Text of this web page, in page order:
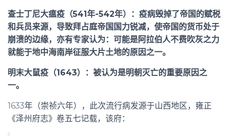
查士丁尼大瘟疫（541年-542年）：疫病毁掉了帝国的赋税
和兵员来源， 导致拜占庭帝国国力锐减， 使帝国的货币处于
崩溃的边缘， 亦有专家认为：可能是阿拉伯人不费吹灰之力
就能于地中海南岸征服大片土地的原因之一。
明末大鼠疫（1643）：被认为是明朝灭亡的重要原因之
一。
1633年（崇祯六年），此次流行病发源于山西地区，雍正
《泽州府志》卷五七记载，该府：